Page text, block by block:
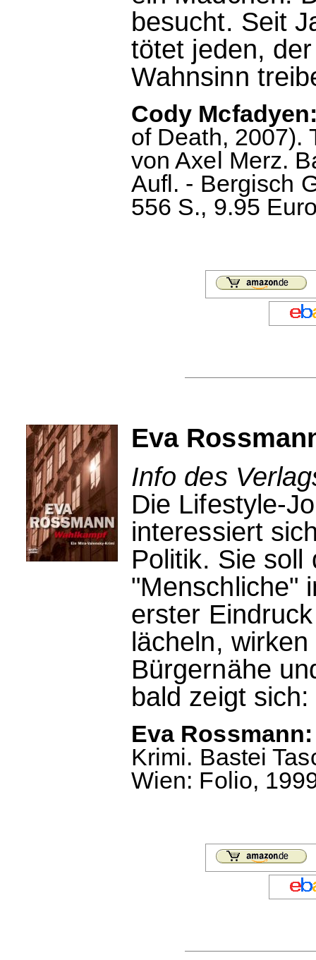
besucht. Seit
tötet jeden,
Wahnsinn
Cody
of Death, 2007).
von Axel Merz.
Aufl. - Bergisch
556 S., 9.95
Eva
Info des
Die Lifestyle-
interessiert
Politik. Sie soll
"Menschliche"
erster
lächeln,
Bürgernähe
bald zeigt
Eva
Krimi. Bastei
Wien: Folio,